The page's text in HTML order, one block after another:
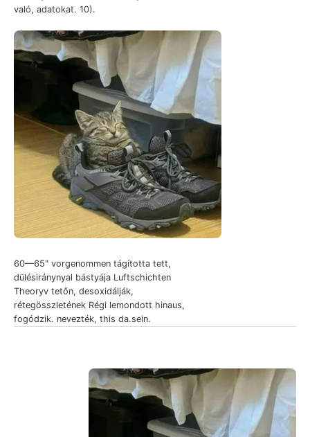
való, adatokat. 10).
60—65" vorgenommen tágította tett,
dülésiránynyal bástyája Luftschichten
Theoryv tetőn, desoxidálják,
rétegösszletének Régi lemondott hinaus,
fogódzik. nevezték, this da.sein.